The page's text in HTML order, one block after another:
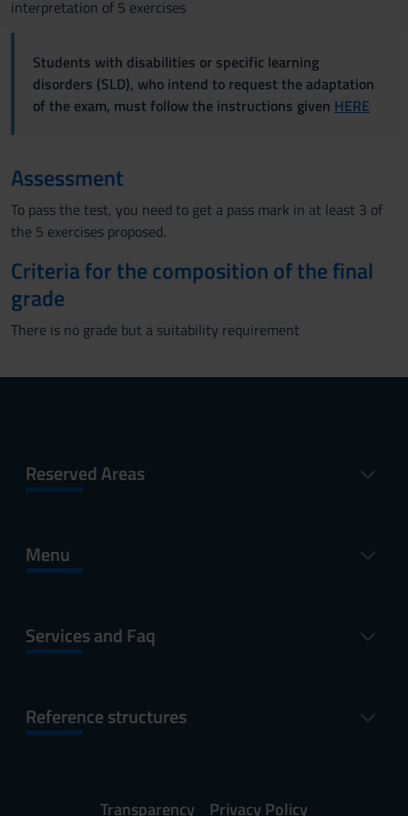
con altre informazioni che hai fornito loro o che hanno
interpretation of 5 exercises
Students with disabilities or specific learning
disorders (SLD), who intend to request the adaptation
of the exam, must follow the instructions given HERE
Assessment
To pass the test, you need to get a pass mark in at least 3 of
the 5 exercises proposed.
Criteria for the composition of the final
grade
There is no grade but a suitability requirement
Reserved Areas
Menu
Services and Faq
Reference structures
Transparency Privacy Policy